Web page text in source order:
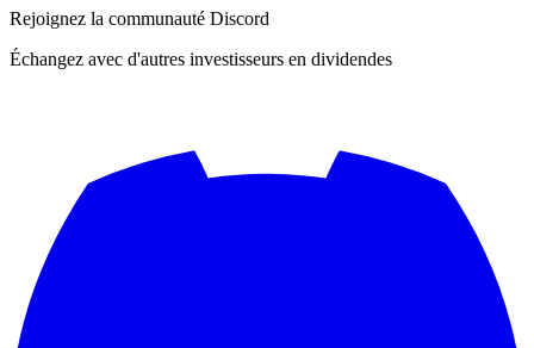
Rejoignez la communauté Discord
Échangez avec d'autres investisseurs en dividendes